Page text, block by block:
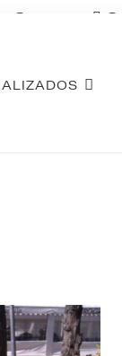
Sequra